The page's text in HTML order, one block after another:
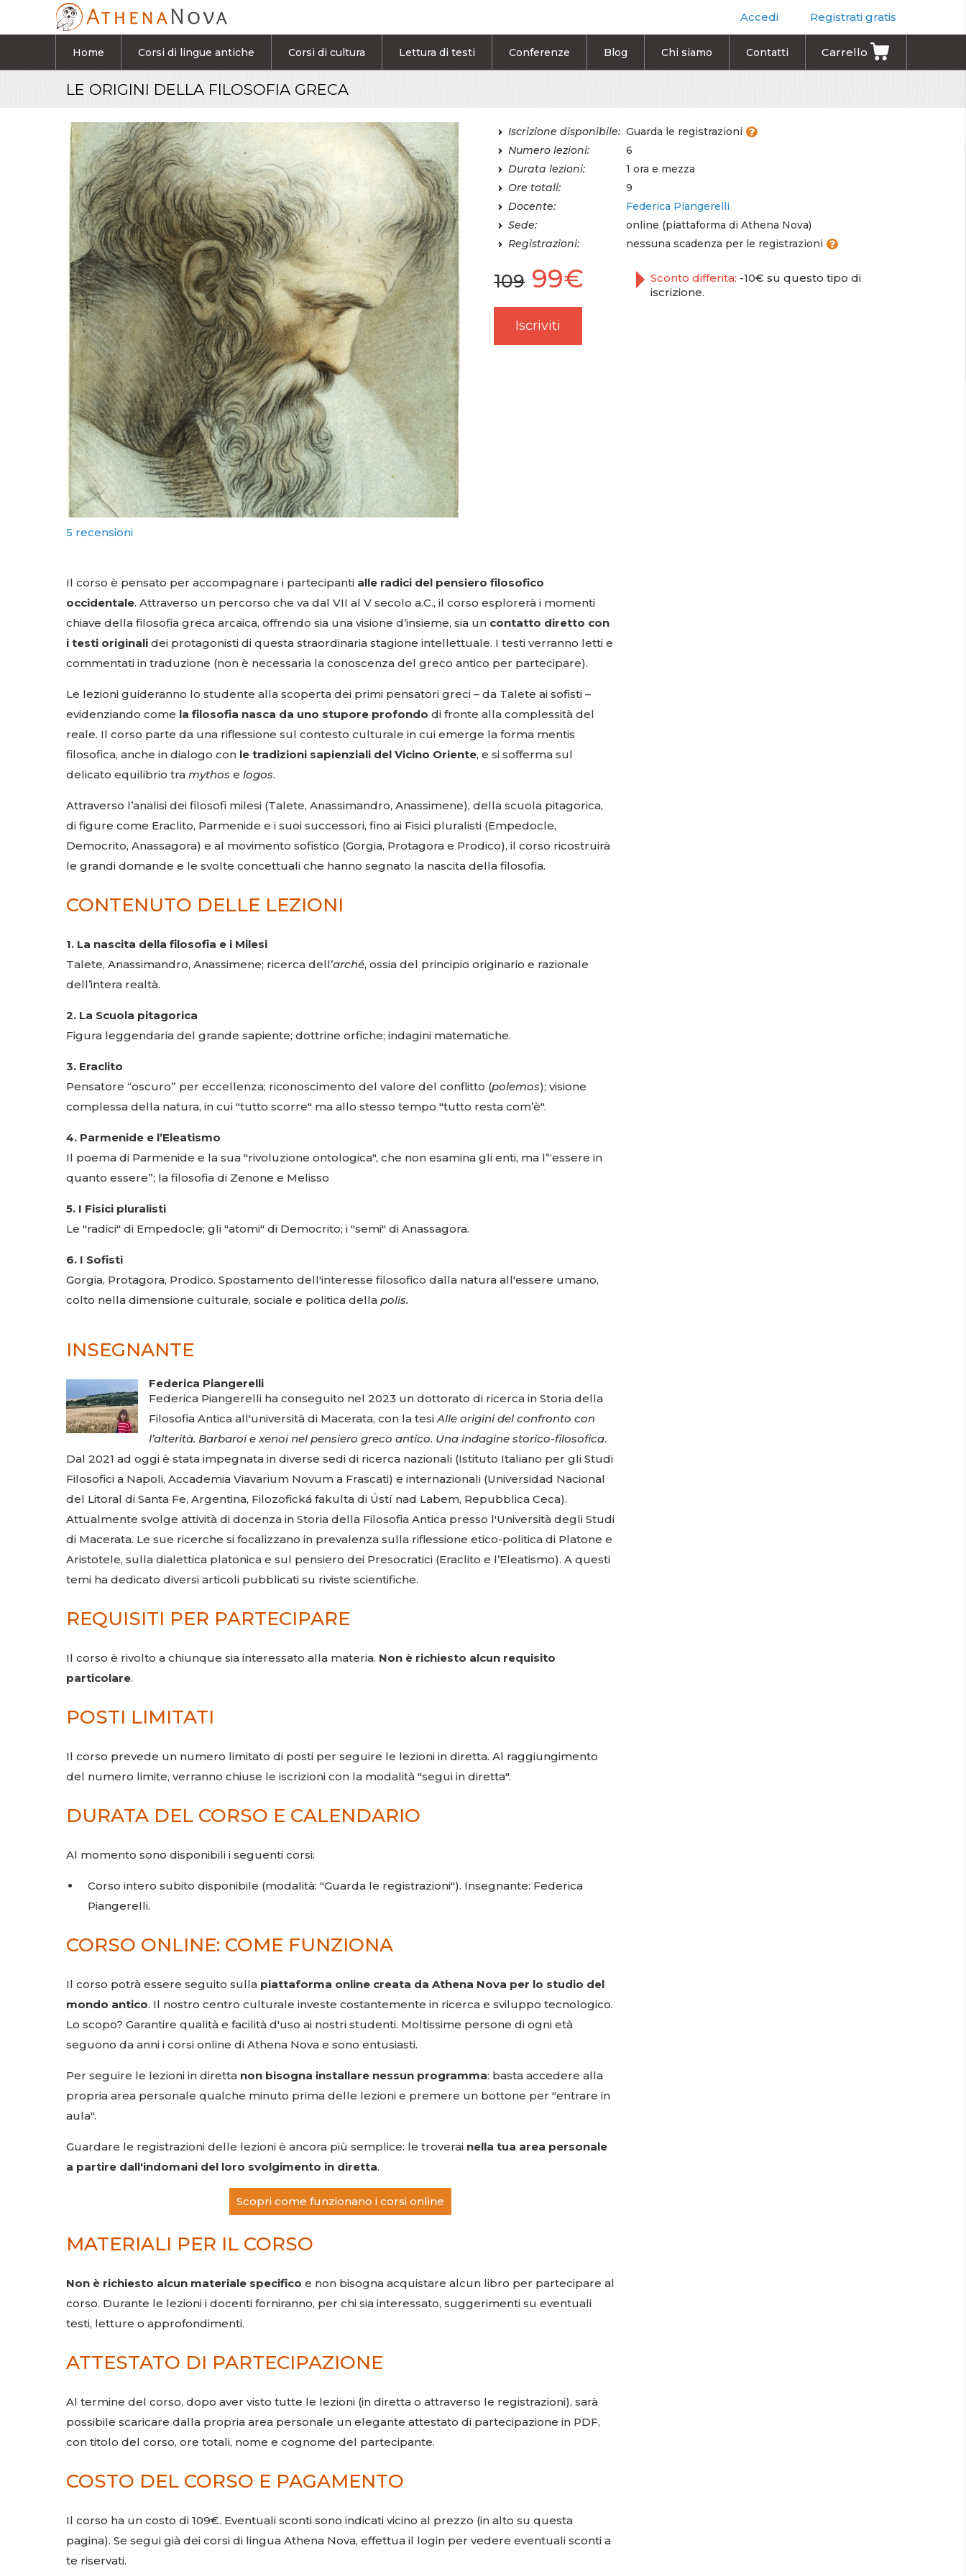
Salta al contenuto principale
Accedi Registrati gratis
Home Corsi di lingue antiche Corsi di cultura Lettura di testi Conferenze Blog Chi siamo Contatti Carrello
LE ORIGINI DELLA FILOSOFIA GRECA
5 recensioni
Iscrizione disponibile: Guarda le registrazioni
Numero lezioni:
6
Durata lezioni:
1 ora e mezza
Ore totali:
9
Docente:
Federica Piangerelli
Sede:
online (piattaforma di Athena Nova)
Registrazioni:
nessuna scadenza per le registrazioni
109 99€ Sconto differita: -10€ su questo tipo di
iscrizione.
Il corso è pensato per accompagnare i partecipanti alle radici del pensiero filosofico
occidentale. Attraverso un percorso che va dal VII al V secolo a.C., il corso esplorerà i momenti
chiave della filosofia greca arcaica, offrendo sia una visione d’insieme, sia un contatto diretto con
i testi originali dei protagonisti di questa straordinaria stagione intellettuale. I testi verranno letti e
commentati in traduzione (non è necessaria la conoscenza del greco antico per partecipare).
Le lezioni guideranno lo studente alla scoperta dei primi pensatori greci – da Talete ai sofisti –
evidenziando come la filosofia nasca da uno stupore profondo di fronte alla complessità del
reale. Il corso parte da una riflessione sul contesto culturale in cui emerge la forma mentis
filosofica, anche in dialogo con le tradizioni sapienziali del Vicino Oriente, e si sofferma sul
delicato equilibrio tra mythos e logos.
Attraverso l’analisi dei filosofi milesi (Talete, Anassimandro, Anassimene), della scuola pitagorica,
di figure come Eraclito, Parmenide e i suoi successori, fino ai Fisici pluralisti (Empedocle,
Democrito, Anassagora) e al movimento sofistico (Gorgia, Protagora e Prodico), il corso ricostruirà
le grandi domande e le svolte concettuali che hanno segnato la nascita della filosofia.
CONTENUTO DELLE LEZIONI
1. La nascita della filosofia e i Milesi
Talete, Anassimandro, Anassimene; ricerca dell’arché, ossia del principio originario e razionale
dell’intera realtà.
2. La Scuola pitagorica
Figura leggendaria del grande sapiente; dottrine orfiche; indagini matematiche.
3. Eraclito
Pensatore “oscuro” per eccellenza; riconoscimento del valore del conflitto (polemos); visione
complessa della natura, in cui "tutto scorre" ma allo stesso tempo "tutto resta com’è".
4. Parmenide e l’Eleatismo
Il poema di Parmenide e la sua "rivoluzione ontologica", che non esamina gli enti, ma l’“essere in
quanto essere”; la filosofia di Zenone e Melisso
5. I Fisici pluralisti
Le "radici" di Empedocle; gli "atomi" di Democrito; i "semi" di Anassagora.
6. I Sofisti
Gorgia, Protagora, Prodico. Spostamento dell'interesse filosofico dalla natura all'essere umano,
colto nella dimensione culturale, sociale e politica della polis.
INSEGNANTE
Federica Piangerelli
Federica Piangerelli ha conseguito nel 2023 un dottorato di ricerca in Storia della
Filosofia Antica all'università di Macerata, con la tesiAlle origini del confronto con
l’alterità. Barbaroi e xenoi nel pensiero greco antico. Una indagine storico-filosofica.
Dal 2021 ad oggi è stata impegnata in diverse sedi di ricerca nazionali (Istituto Italiano per gli Studi
Filosofici a Napoli, Accademia Viavarium Novum a Frascati) e internazionali (Universidad Nacional
del Litoral di Santa Fe, Argentina, Filozofická fakulta di Ústí nad Labem, Repubblica Ceca).
Attualmente svolge attività di docenza in Storia della Filosofia Antica presso l'Università degli Studi
di Macerata. Le sue ricerche si focalizzano in prevalenza sulla riflessione etico-politica di Platone e
Aristotele, sulla dialettica platonica e sul pensiero dei Presocratici (Eraclito e l’Eleatismo). A questi
temi ha dedicato diversi articoli pubblicati su riviste scientifiche.
REQUISITI PER PARTECIPARE
Il corso è rivolto a chiunque sia interessato alla materia. Non è richiesto alcun requisito
particolare.
POSTI LIMITATI
Il corso prevede un numero limitato di posti per seguire le lezioni in diretta. Al raggiungimento
del numero limite, verranno chiuse le iscrizioni con la modalità "segui in diretta".
DURATA DEL CORSO E CALENDARIO
Al momento sono disponibili i seguenti corsi:
Corso intero subito disponibile (modalità: "Guarda le registrazioni"). Insegnante: Federica
Piangerelli.
CORSO ONLINE: COME FUNZIONA
Il corso potrà essere seguito sulla piattaforma online creata da Athena Nova per lo studio del
mondo antico. Il nostro centro culturale investe costantemente in ricerca e sviluppo tecnologico.
Lo scopo? Garantire qualità e facilità d'uso ai nostri studenti. Moltissime persone di ogni età
seguono da anni i corsi online di Athena Nova e sono entusiasti.
Per seguire le lezioni in diretta non bisogna installare nessun programma: basta accedere alla
propria area personale qualche minuto prima delle lezioni e premere un bottone per "entrare in
aula".
Guardare le registrazioni delle lezioni è ancora più semplice: le troverai nella tua area personale
a partire dall'indomani del loro svolgimento in diretta.
Scopri come funzionano i corsi online
MATERIALI PER IL CORSO
Non è richiesto alcun materiale specifico e non bisogna acquistare alcun libro per partecipare al
corso. Durante le lezioni i docenti forniranno, per chi sia interessato, suggerimenti su eventuali
testi, letture o approfondimenti.
ATTESTATO DI PARTECIPAZIONE
Al termine del corso, dopo aver visto tutte le lezioni (in diretta o attraverso le registrazioni), sarà
possibile scaricare dalla propria area personale un elegante attestato di partecipazione in PDF,
con titolo del corso, ore totali, nome e cognome del partecipante.
COSTO DEL CORSO E PAGAMENTO
Il corso ha un costo di 109€. Eventuali sconti sono indicati vicino al prezzo (in alto su questa
pagina). Se segui già dei corsi di lingua Athena Nova, effettua il login per vedere eventuali sconti a
te riservati.